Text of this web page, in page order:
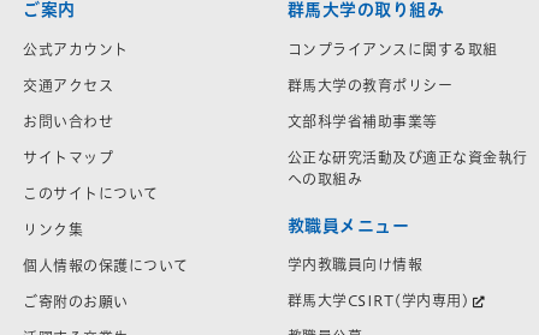
ご案内
公式アカウント
交通アクセス
お問い合わせ
サイトマップ
このサイトについて
リンク集
個人情報の保護について
ご寄附のお願い
群馬大学の取り組み
コンプライアンスに関する取組
群馬大学の教育ポリシー
文部科学省補助事業等
公正な研究活動及び適正な資金執行
への取組み
教職員メニュー
学内教職員向け情報
群馬大学CSIRT(学内専用)